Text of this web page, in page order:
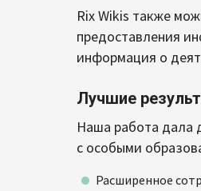
Rix Wikis также
предоставления
информация о
Лучшие
Наша работа дала
с особыми
Расширенное